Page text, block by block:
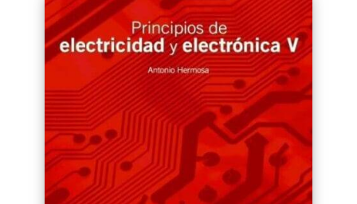
ART FRIDAY 2025
Artículos del blog
AVISO LEGAL
Black Friday 2025